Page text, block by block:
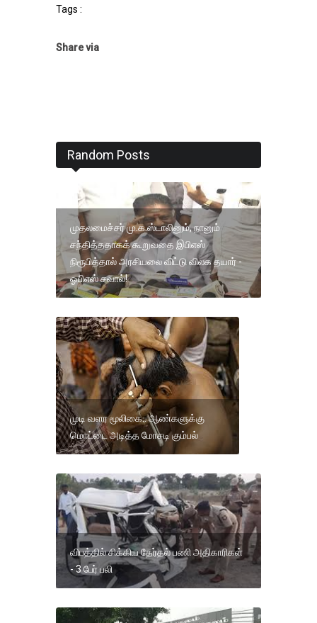
Tags :
Share via
Random Posts
முதலமைச்சர் மு.க.ஸ்டாலினும், நானும்
சந்தித்ததாகக் கூறுவதை இபிஎஸ்
நிரூபித்தால் அரசியலை விட்டு விலக தயார் -
ஓபிஎஸ் சவால்!
முடி வளர மூலிகை.. ஆண்களுக்கு
மொட்டை அடித்த மோசடி கும்பல்
விபத்தில் சிக்கிய தேர்தல் பணி அதிகாரிகள்
- 3 பேர் பலி